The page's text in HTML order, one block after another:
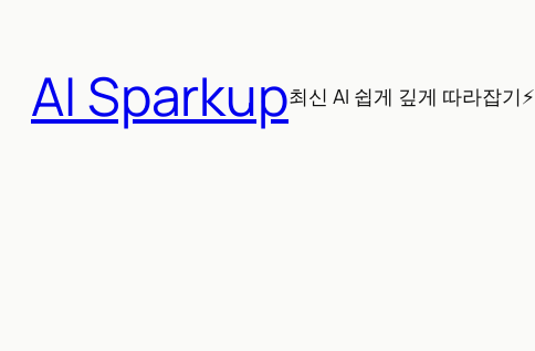
AI Sparkup최신 AI 쉽게 깊게 따라잡기⚡